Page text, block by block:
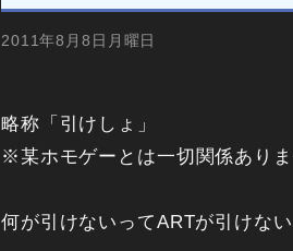
2011年8月8日月曜日
略称「引けしょ」
※某ホモゲーとは一切関係ありま
何が引けないってARTが引けない